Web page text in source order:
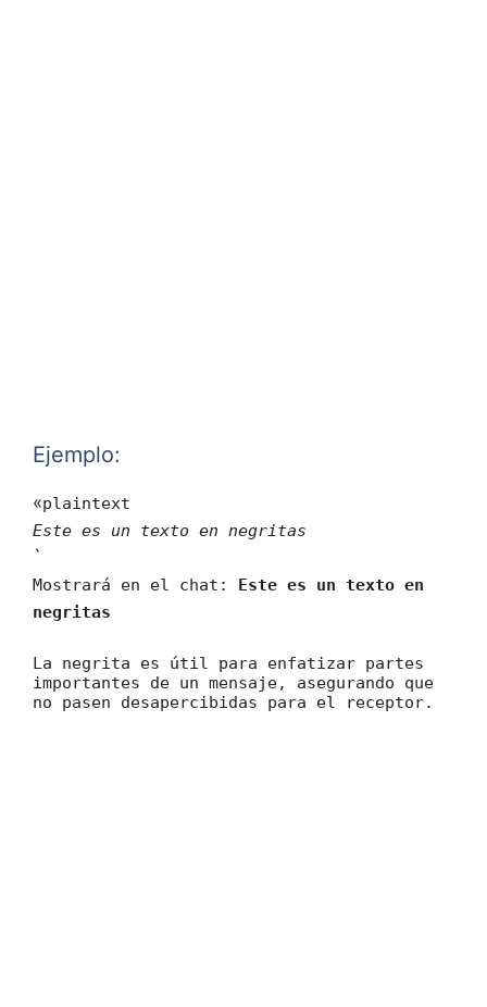
Ejemplo:
«plaintext
Este es un texto en negritas
`
Mostrará en el chat: Este es un texto en
negritas
La negrita es útil para enfatizar partes
importantes de un mensaje, asegurando que
no pasen desapercibidas para el receptor.